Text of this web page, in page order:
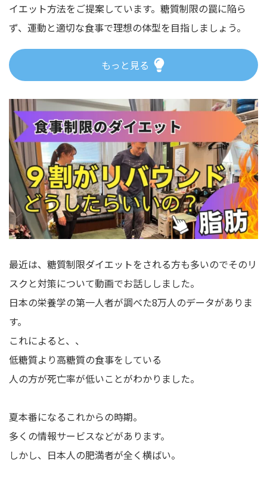
イエット方法をご提案しています。糖質制限の罠に陥ら
ず、運動と適切な食事で理想の体型を目指しましょう。
もっと見る
最近は、糖質制限ダイエットをされる方も多いのでそのリ
スクと対策について動画でお話ししました。
日本の栄養学の第一人者が調べた8万人のデータがありま
す。
これによると、、
低糖質より高糖質の食事をしている
人の方が死亡率が低いことがわかりました。
夏本番になるこれからの時期。
多くの情報サービスなどがあります。
しかし、日本人の肥満者が全く横ばい。